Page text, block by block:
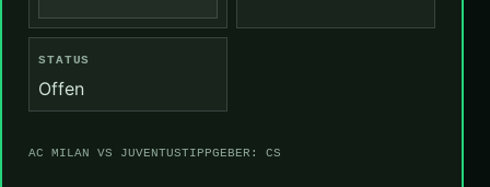
STATUS
Offen
AC MILAN VS JUVENTUSTIPPGEBER: CS